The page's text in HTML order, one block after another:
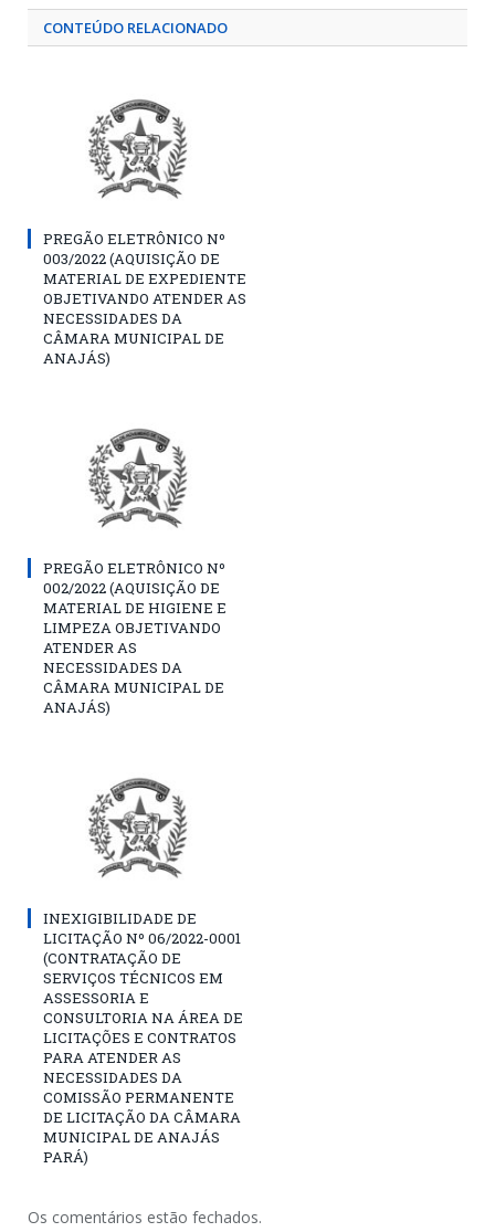
CONTEÚDO RELACIONADO
PREGÃO ELETRÔNICO Nº
003/2022 (AQUISIÇÃO DE
MATERIAL DE EXPEDIENTE
OBJETIVANDO ATENDER AS
NECESSIDADES DA
CÂMARA MUNICIPAL DE
ANAJÁS)
PREGÃO ELETRÔNICO Nº
002/2022 (AQUISIÇÃO DE
MATERIAL DE HIGIENE E
LIMPEZA OBJETIVANDO
ATENDER AS
NECESSIDADES DA
CÂMARA MUNICIPAL DE
ANAJÁS)
INEXIGIBILIDADE DE
LICITAÇÃO Nº 06/2022-0001
(CONTRATAÇÃO DE
SERVIÇOS TÉCNICOS EM
ASSESSORIA E
CONSULTORIA NA ÁREA DE
LICITAÇÕES E CONTRATOS
PARA ATENDER AS
NECESSIDADES DA
COMISSÃO PERMANENTE
DE LICITAÇÃO DA CÂMARA
MUNICIPAL DE ANAJÁS
PARÁ)
Os comentários estão fechados.